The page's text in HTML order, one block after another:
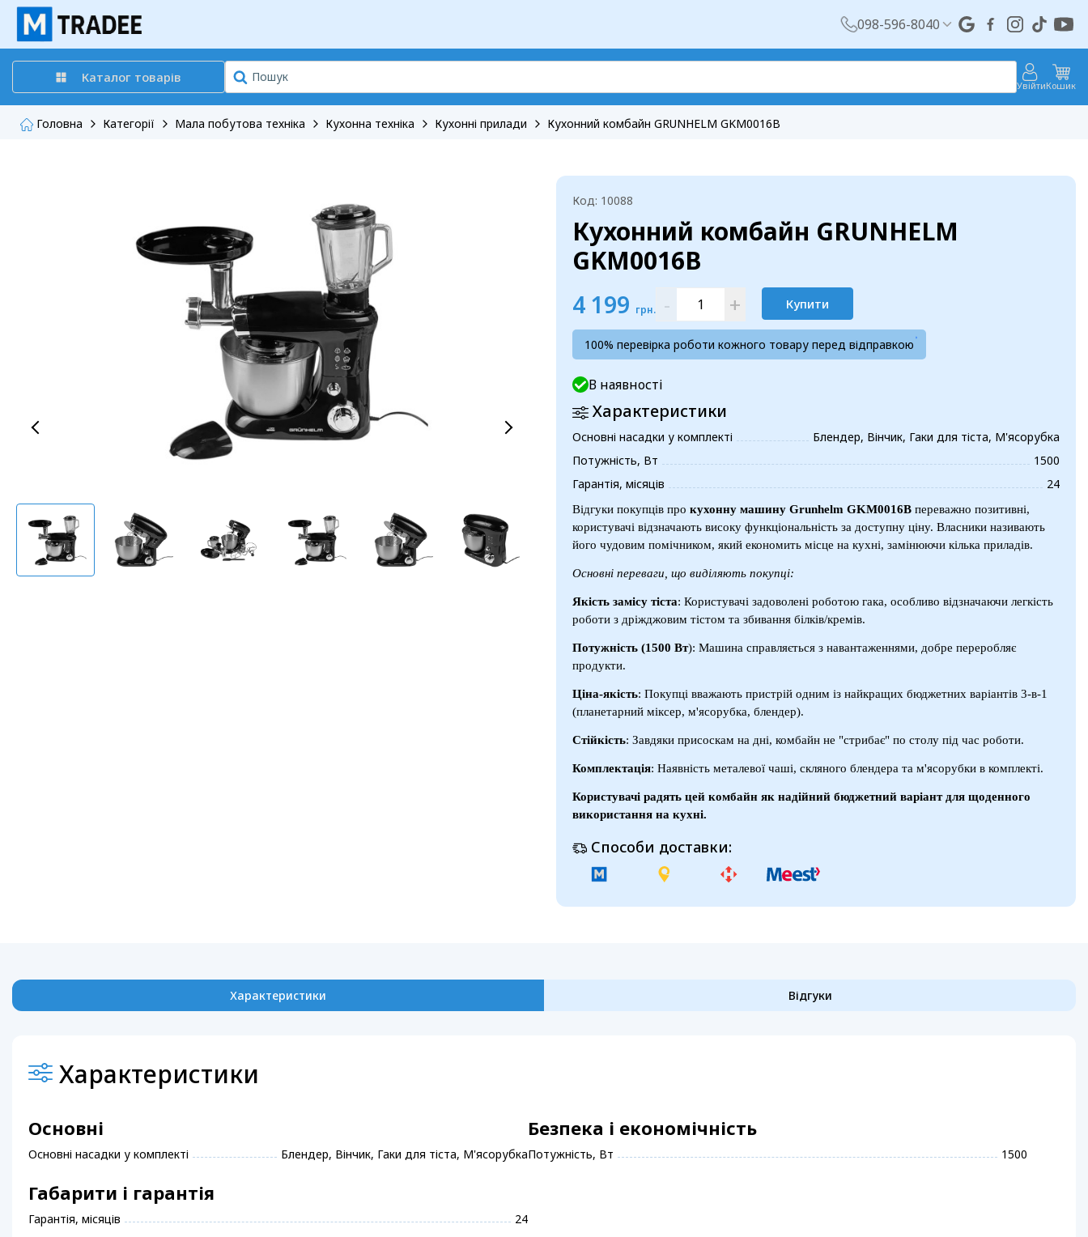
098-596-8040
Каталог товарів
УвійтиКошик
Головна Категорії Мала побутова техніка Кухонна техніка Кухонні прилади Кухонний комбайн GRUNHELM GKM0016B
Код: 10088
Кухонний комбайн GRUNHELM
GKM0016B
4 199 грн. - + Купити
100% перевірка роботи кожного товару перед відправкою
В наявності
Характеристики
Основні насадки у комплекті
Блендер, Вінчик, Гаки для тіста, М'ясорубка
Потужність, Вт
1500
Гарантія, місяців
24
Відгуки покупців про кухонну машину Grunhelm GKM0016B переважно позитивні,
користувачі відзначають високу функціональність за доступну ціну. Власники називають
його чудовим помічником, який економить місце на кухні, замінюючи кілька приладів.
Основні переваги, що виділяють покупці:
Якість замісу тіста: Користувачі задоволені роботою гака, особливо відзначаючи легкість
роботи з дріжджовим тістом та збивання білків/кремів.
Потужність (1500 Вт): Машина справляється з навантаженнями, добре переробляє
продукти.
Ціна-якість: Покупці вважають пристрій одним із найкращих бюджетних варіантів 3-в-1
(планетарний міксер, м'ясорубка, блендер).
Стійкість: Завдяки присоскам на дні, комбайн не "стрибає" по столу під час роботи.
Комплектація: Наявність металевої чаші, скляного блендера та м'ясорубки в комплекті.
Користувачі радять цей комбайн як надійний бюджетний варіант для щоденного
використання на кухні.
Способи доставки:
Характеристики Відгуки
Характеристики
Основні
Основні насадки у комплекті Блендер, Вінчик, Гаки для тіста, М'ясорубка
Безпека і економічність
Потужність, Вт 1500
Габарити і гарантія
Гарантія, місяців 24